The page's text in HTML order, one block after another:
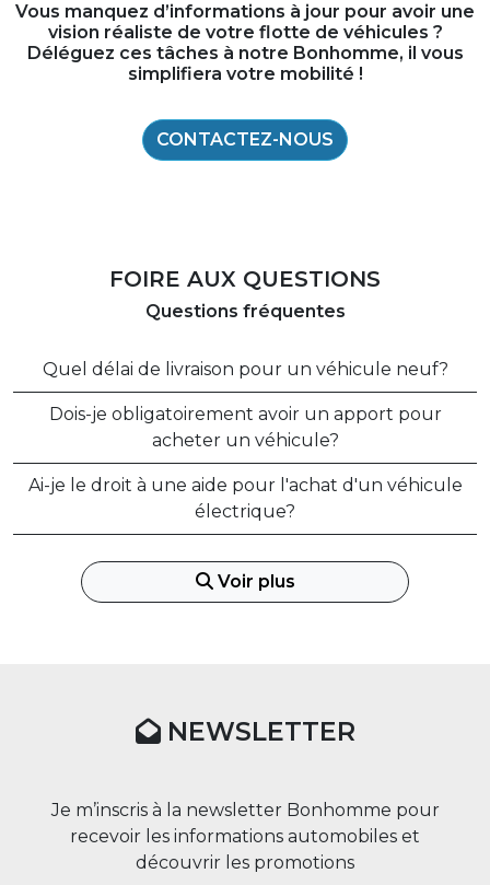
Vous manquez d’informations à jour pour avoir une
vision réaliste de votre flotte de véhicules ?
Déléguez ces tâches à notre Bonhomme, il vous
simplifiera votre mobilité !
CONTACTEZ-NOUS
FOIRE AUX QUESTIONS
Questions fréquentes
Quel délai de livraison pour un véhicule neuf?
Dois-je obligatoirement avoir un apport pour
acheter un véhicule?
Ai-je le droit à une aide pour l'achat d'un véhicule
électrique?
Voir plus
NEWSLETTER
Je m’inscris à la newsletter Bonhomme pour
recevoir les informations automobiles et
découvrir les promotions